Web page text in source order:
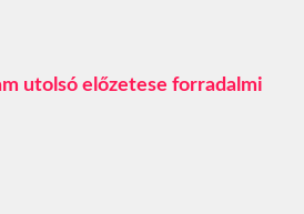
utolsó előzetese forradalmi